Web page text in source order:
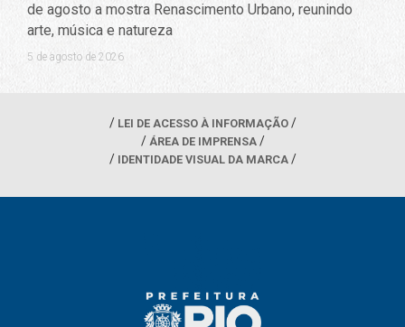
de agosto a mostra Renascimento Urbano, reunindo
arte, música e natureza
5 de agosto de 2026
LEI DE ACESSO À INFORMAÇÃO
ÁREA DE IMPRENSA
IDENTIDADE VISUAL DA MARCA